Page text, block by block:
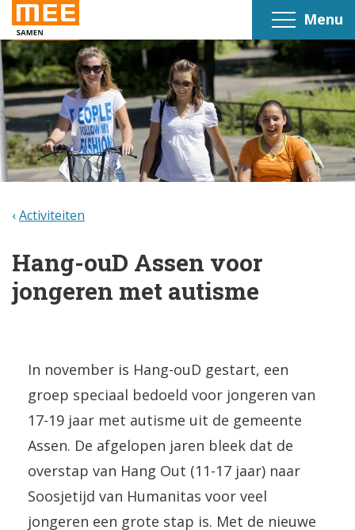
Menu
Activiteiten
Hang-ouD Assen voor
jongeren met autisme
In november is Hang-ouD gestart, een
groep speciaal bedoeld voor jongeren van
17-19 jaar met autisme uit de gemeente
Assen. De afgelopen jaren bleek dat de
overstap van Hang Out (11-17 jaar) naar
Soosjetijd van Humanitas voor veel
jongeren een grote stap is. Met de nieuwe